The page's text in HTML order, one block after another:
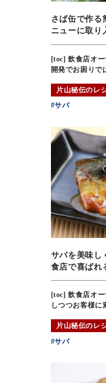
さば缶で作る
ニューに取り
[toc] 飲食店オ
開発でお困りで
片山秘伝のレ
#サバ
サバを美味し
食店で喜ばれ
[toc] 飲食店オ
しつつお客様に
片山秘伝のレ
#サバ